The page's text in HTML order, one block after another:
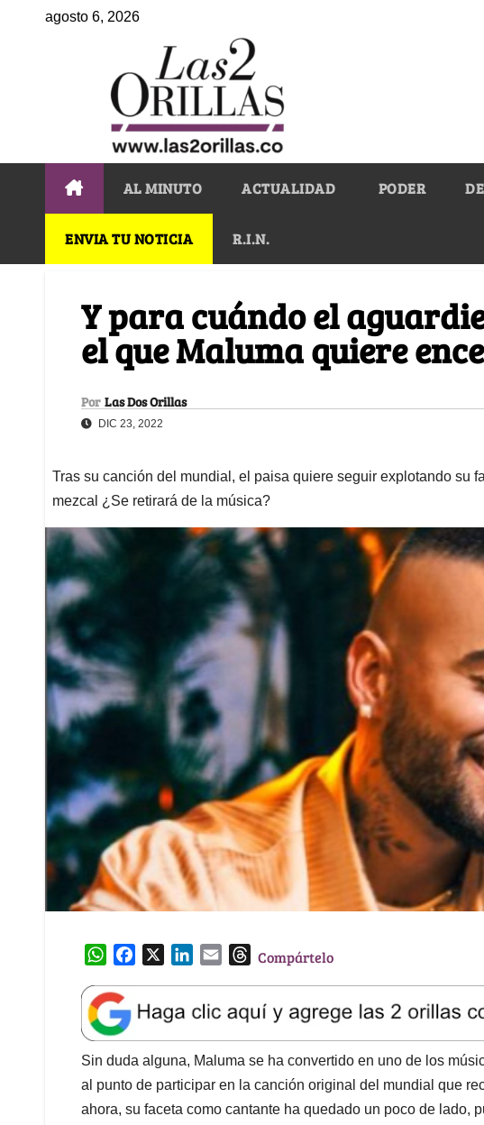
agosto 6, 2026
AL MINUTO ACTUALIDAD PODER
ENVIA TU NOTICIA R.I.N.
Y para cuándo el
el que Maluma quiere
Por Las Dos Orillas
DIC 23, 2022
Tras su canción del mundial, el paisa quiere seguir explotando su
mezcal ¿Se retirará de la música?
W
a
t
s
A
p
p
e
b
o
o
k
k
e
d
I
n
l
T
e
a
d
s
Compártelo
Sin duda alguna, Maluma se ha convertido en uno de los
al punto de participar en la canción original del mundial que
ahora, su faceta como cantante ha quedado un poco de lado,